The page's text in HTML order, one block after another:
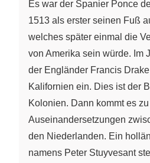
Es war der Spanier Ponce
1513 als erster seinen Fuß
welches später einmal die
von Amerika sein würde. Im
der Engländer Francis
Kalifornien ein. Dies ist der
Kolonien. Dann kommt es zu
Auseinandersetzungen
den Niederlanden. Ein
namens Peter Stuyvesant